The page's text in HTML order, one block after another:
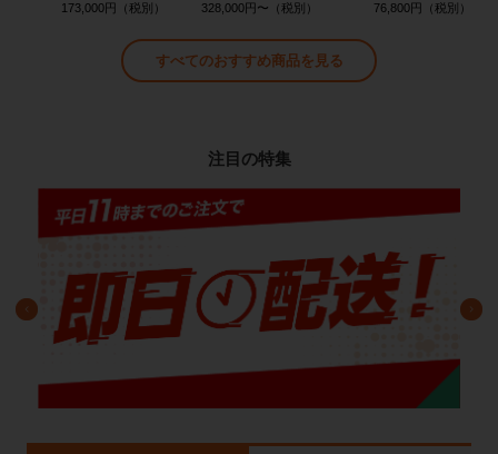
173,000円
328,000円〜
76,800円
すべてのおすすめ商品を見る
注目の特集